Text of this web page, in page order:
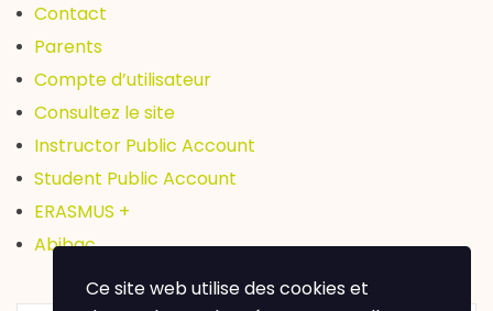
Contact
Parents
Compte d’utilisateur
Consultez le site
Instructor Public Account
Student Public Account
ERASMUS +
Abibac
Ce site web utilise des cookies et